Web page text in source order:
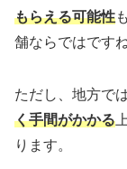
もらえる可能性
舗ならではですね
ただし、地方で
く手間がかかる
ります。